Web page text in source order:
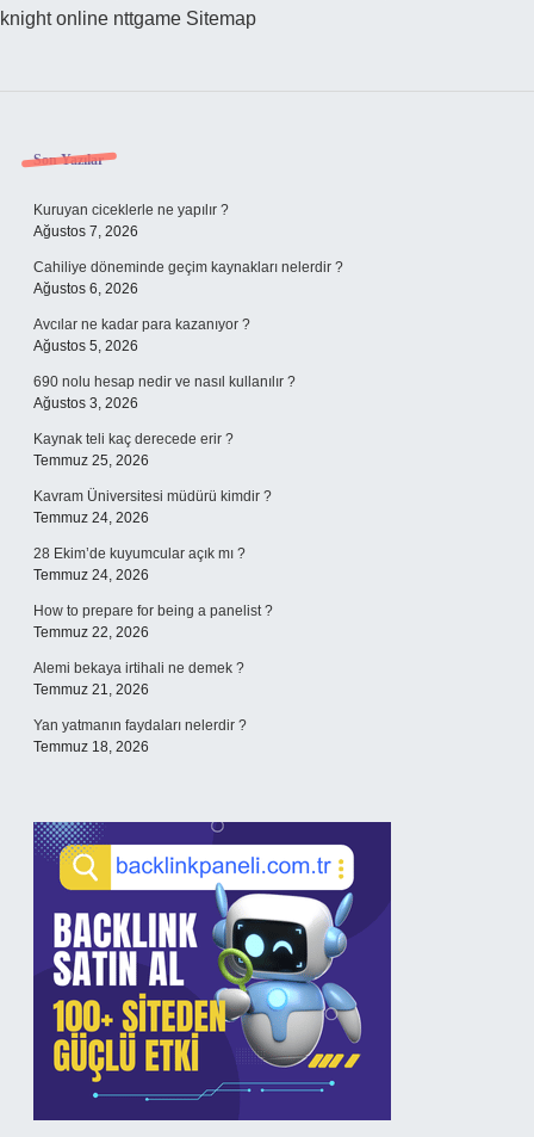
knight online nttgame Sitemap
Sidebar
Son Yazılar
Kuruyan ciceklerle ne yapılır ?
Ağustos 7, 2026
Cahiliye döneminde geçim kaynakları nelerdir ?
Ağustos 6, 2026
Avcılar ne kadar para kazanıyor ?
Ağustos 5, 2026
690 nolu hesap nedir ve nasıl kullanılır ?
Ağustos 3, 2026
Kaynak teli kaç derecede erir ?
Temmuz 25, 2026
Kavram Üniversitesi müdürü kimdir ?
Temmuz 24, 2026
28 Ekim’de kuyumcular açık mı ?
Temmuz 24, 2026
How to prepare for being a panelist ?
Temmuz 22, 2026
Alemi bekaya irtihali ne demek ?
Temmuz 21, 2026
Yan yatmanın faydaları nelerdir ?
Temmuz 18, 2026